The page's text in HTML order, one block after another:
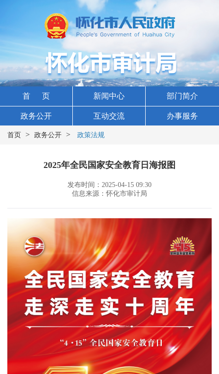
首 页 新闻中心 部门简介
政务公开 互动交流 办事服务
首页 > 政务公开 > 政策法规
2025年全民国家安全教育日海报图
发布时间：2025-04-15 09:30
信息来源：怀化市审计局